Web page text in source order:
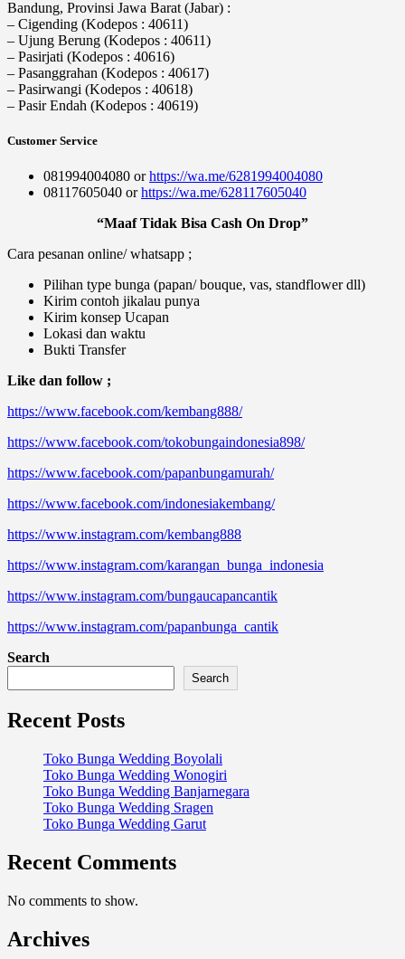
Bandung, Provinsi Jawa Barat (Jabar) :
– Cigending (Kodepos : 40611)
– Ujung Berung (Kodepos : 40611)
– Pasirjati (Kodepos : 40616)
– Pasanggrahan (Kodepos : 40617)
– Pasirwangi (Kodepos : 40618)
– Pasir Endah (Kodepos : 40619)
Customer Service
081994004080 orhttps://wa.me/6281994004080
08117605040 orhttps://wa.me/628117605040
“Maaf Tidak Bisa Cash On Drop”
Cara pesanan online/ whatsapp ;
Pilihan type bunga (papan/ bouque, vas, standflower dll)
Kirim contoh jikalau punya
Kirim konsep Ucapan
Lokasi dan waktu
Bukti Transfer
Like dan follow ;
https://www.facebook.com/kembang888/
https://www.facebook.com/tokobungaindonesia898/
https://www.facebook.com/papanbungamurah/
https://www.facebook.com/indonesiakembang/
https://www.instagram.com/kembang888
https://www.instagram.com/karangan_bunga_indonesia
https://www.instagram.com/bungaucapancantik
https://www.instagram.com/papanbunga_cantik
Search
Search
Recent Posts
Toko Bunga Wedding Boyolali
Toko Bunga Wedding Wonogiri
Toko Bunga Wedding Banjarnegara
Toko Bunga Wedding Sragen
Toko Bunga Wedding Garut
Recent Comments
No comments to show.
Archives